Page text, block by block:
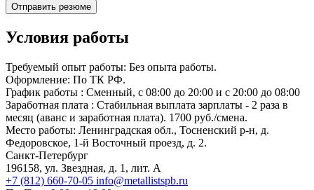
Отправить резюме
Условия работы
Требуемый опыт работы: Без опыта работы.
Оформление: По ТК РФ.
График работы : Сменный, с 08:00 до 20:00 и с 20:00 до 08:00
Заработная плата : Стабильная выплата зарплаты - 2 раза в
месяц (аванс и заработная плата). 1700 руб./смена.
Место работы: Ленинградская обл., Тосненский р-н, д.
Федоровское, 1-й Восточный проезд, д. 2.
Санкт-Петербург
196158, ул. Звездная, д. 1, лит. А
+7 (812) 660-70-05 info@metallistspb.ru